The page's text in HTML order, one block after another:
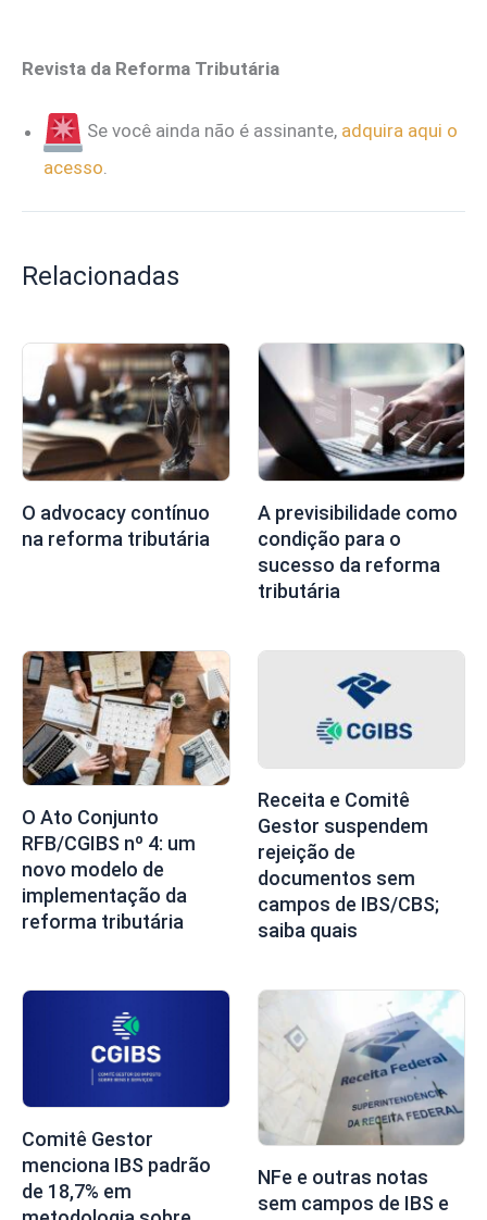
Revista da Reforma Tributária
Se você ainda não é assinante, adquira aqui o
acesso.
Relacionadas
O advocacy contínuo
na reforma tributária
A previsibilidade como
condição para o
sucesso da reforma
tributária
O Ato Conjunto
RFB/CGIBS nº 4: um
novo modelo de
implementação da
reforma tributária
Receita e Comitê
Gestor suspendem
rejeição de
documentos sem
campos de IBS/CBS;
saiba quais
Comitê Gestor
menciona IBS padrão
de 18,7% em
NFe e outras notas
sem campos de IBS e